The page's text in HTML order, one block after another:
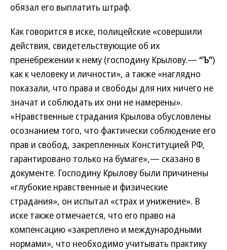
обязал его выплатить штраф.
Как говорится в иске, полицейские «совершили
действия, свидетельствующие об их
пренебрежении к нему (господину Крылову.— “Ъ”)
как к человеку и личности», а также «наглядно
показали, что права и свободы для них ничего не
значат и соблюдать их они не намерены».
«Нравственные страдания Крылова обусловлены
осознанием того, что фактически соблюдение его
прав и свобод, закрепленных Конституцией РФ,
гарантировано только на бумаге»,— сказано в
документе. Господину Крылову были причинены
«глубокие нравственные и физические
страдания», он испытал «страх и унижение». В
иске также отмечается, что его право на
компенсацию «закреплено и международными
нормами», что необходимо учитывать практику